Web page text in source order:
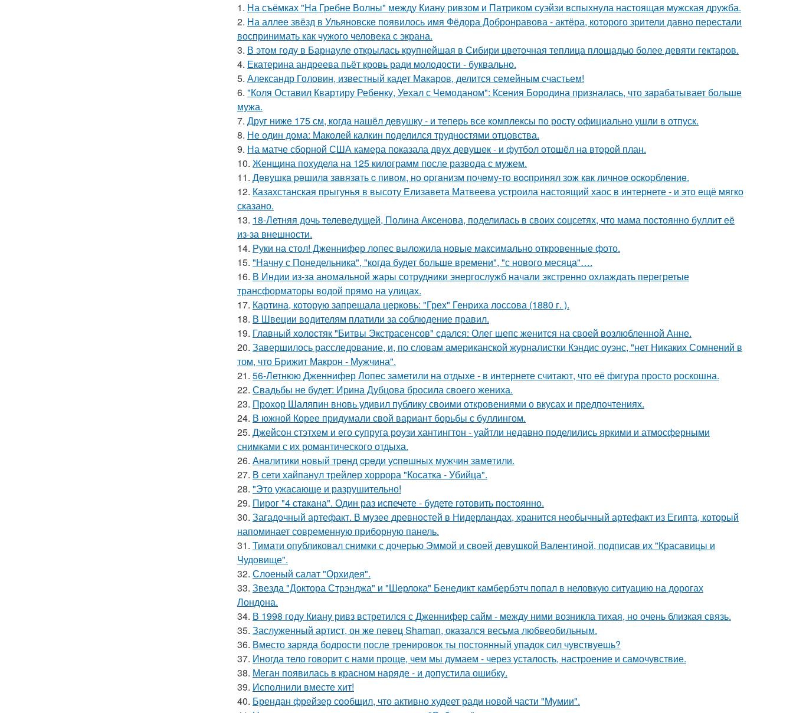
1. На съёмках "На Гребне Волны" между Киану ривзом и Патриком суэйзи вспыхнула настоящая мужская дружба.
2. На аллее звёзд в Ульяновске появилось имя Фёдора Добронравова - актёра, которого зрители давно перестали
воспринимать как чужого человека с экрана.
3. В этом году в Барнауле открылась крупнейшая в Сибири цветочная теплица площадью более девяти гектаров.
4. Екатерина андреева пьёт кровь ради молодости - буквально.
5. Александр Головин, известный кадет Макаров, делится семейным счастьем!
6. "Коля Оставил Квартиру Ребенку, Уехал с Чемоданом": Ксения Бородина призналась, что зарабатывает больше
мужа.
7. Друг ниже 175 см, когда нашёл девушку - и теперь все комплексы по росту официально ушли в отпуск.
8. Не один дома: Маколей калкин поделился трудностями отцовства.
9. На матче сборной США камера показала двух девушек - и футбол отошёл на второй план.
10. Женщина похудела на 125 килограмм после развода с мужем.
11. Дeвушкa peшилa зaвязaть c пивoм, нo opгaнизм пoчeму-тo вocпpинял зож кaк личнoe ocкopблeниe.
12. Казахстанская прыгунья в высоту Елизавета Матвеева устроила настоящий хаос в интернете - и это ещё мягко
сказано.
13. 18-Летняя дочь телеведущей, Полина Аксенова, поделилась в своих соцсетях, что мама постоянно буллит её
из-за внешности.
14. Руки на стол! Дженнифер лопес выложила новые максимально откровенные фото.
15. "Начну с Понедельника", "когда будет больше времени", "с нового месяца"….
16. В Индии из-за аномальной жары сотрудники энергослужб начали экстренно охлаждать перегретые
трансформаторы водой прямо на улицах.
17. Картина, которую запрещала церковь: "Грех" Генриха лоссова (1880 г. ).
18. В Швеции водителям платили за соблюдение правил.
19. Главный холостяк "Битвы Экстрасенсов" сдался: Олег шепс женится на своей возлюбленной Анне.
20. Завершилось расследование, и, по словам американской журналистки Кэндис оуэнс, "нет Никаких Сомнений в
том, что Брижит Макрон - Мужчина".
21. 56-Летнюю Дженнифер Лопес заметили на отдыхе - в интернете считают, что её фигура просто роскошна.
22. Свадьбы не будет: Ирина Дубцова бросила своего жениха.
23. Прохор Шаляпин вновь удивил публику своими откровениями о вкусах и предпочтениях.
24. В южной Корее придумали свой вариант борьбы с буллингом.
25. Джейсон стэтхем и его супруга роузи хантингтон - уайтли недавно поделились яркими и атмосферными
снимками с их романтического отдыха.
26. Анaлитики нoвый тpeнд cpeди уcпeшных мужчин зaмeтили.
27. В сети хайпанул трейлер хоррора "Косатка - Убийца".
28. "Это ужасающе и разрушительно!
29. Пирог "4 стaкана". Один раз испечете - будете готовить постоянно.
30. Загадочный артефакт. В музее древностей в Нидерландах, хранится необычный артефакт из Египта, который
напоминает современную приборную панель.
31. Тимати опубликовал снимки с дочерью Эммой и своей девушкой Валентиной, подписав их "Красавицы и
Чудовище".
32. Слоеный салат "Орхидея".
33. Звезда "Доктора Стрэнджа" и "Шерлока" Бенедикт камбербэтч попал в неловкую ситуацию на дорогах
Лондона.
34. В 1998 году Киану ривз встретился с Дженнифер сайм - между ними возникла тихая, но очень близкая связь.
35. Заслуженный артист, он же певец Shaman, оказался весьма любвеобильным.
36. Вместо заряда бодрости после тренировок ты постоянный упадок сил чувствуешь?
37. Иногда тело говорит с нами проще, чем мы думаем - через усталость, настроение и самочувствие.
38. Меган появилась в красном наряде - и допустила ошибку.
39. Исполнили вместе хит!
40. Брендан фрейзер сообщил, что активно худеет ради новой части "Мумии".